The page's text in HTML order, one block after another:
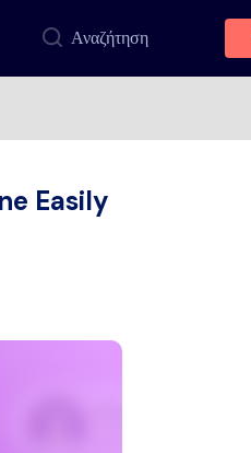
Αναζήτηση
Easily